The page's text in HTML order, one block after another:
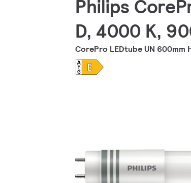
Philips
D, 4000 K,
CorePro LEDtube UN 600mm